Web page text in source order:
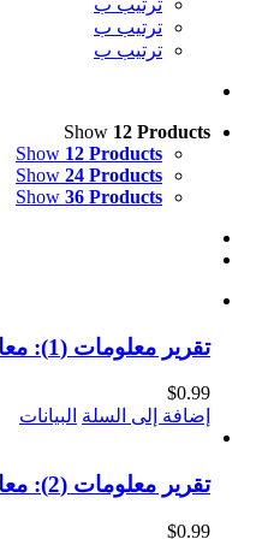
ترتيب ب
ترتيب ب
Show 12 Products
Show 12 Products
Show 24 Products
Show 36 Products
تقرير معلومات (1): معاناة قطاع غزة تحت الحصار الإسرائيلي (النسخة الإلكترونية)
$0.99
إضافة إلى السلة البيانات
تقرير معلومات (2): معابر قطاع غزة… شريان حياة أم أداة حصار؟ (النسخة الإلكترونية)
$0.99